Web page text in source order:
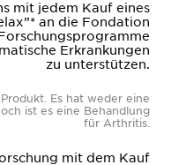
mit jedem Kauf eines
an die Fondation
Erkrankungen
zu unterstützen.
Es hat weder eine
ist es eine Behandlung
für Arthritis.
mit dem Kauf